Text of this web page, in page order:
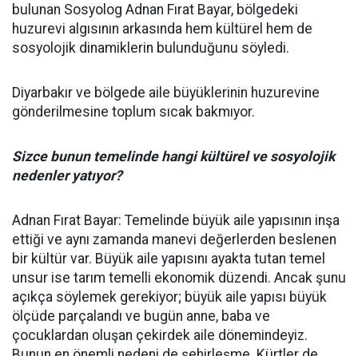
bulunan Sosyolog Adnan Fırat Bayar, bölgedeki
huzurevi algısının arkasında hem kültürel hem de
sosyolojik dinamiklerin bulunduğunu söyledi.
Diyarbakır ve bölgede aile büyüklerinin huzurevine
gönderilmesine toplum sıcak bakmıyor.
Sizce bunun temelinde hangi kültürel ve sosyolojik
nedenler yatıyor?
Adnan Fırat Bayar: Temelinde büyük aile yapısının inşa
ettiği ve aynı zamanda manevi değerlerden beslenen
bir kültür var. Büyük aile yapısını ayakta tutan temel
unsur ise tarım temelli ekonomik düzendi. Ancak şunu
açıkça söylemek gerekiyor; büyük aile yapısı büyük
ölçüde parçalandı ve bugün anne, baba ve
çocuklardan oluşan çekirdek aile dönemindeyiz.